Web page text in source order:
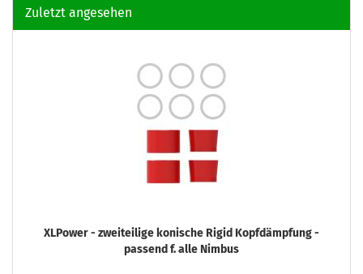
Zuletzt angesehen
XLPower - zweiteilige konische Rigid Kopfdämpfung -
passend f. alle Nimbus